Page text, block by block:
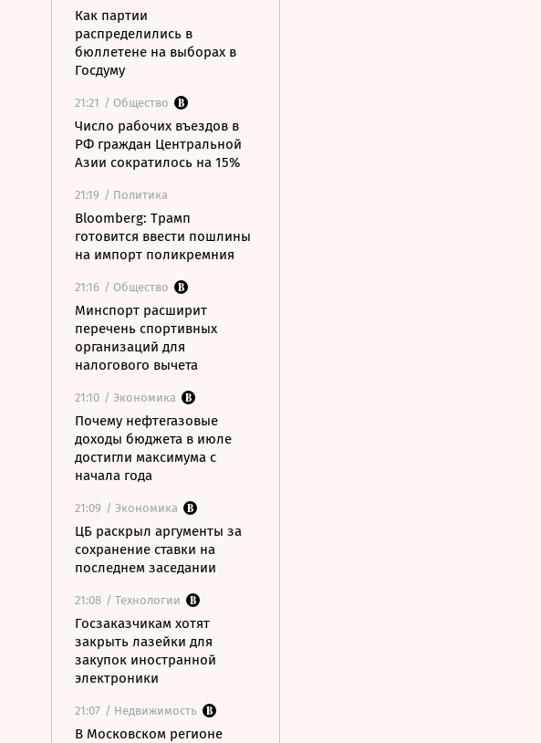
Как партии
распределились в
бюллетене на выборах в
Госдуму
21:21 / Общество
Число рабочих въездов в
РФ граждан Центральной
Азии сократилось на 15%
21:19 / Политика
Bloomberg: Трамп
готовится ввести пошлины
на импорт поликремния
21:16 / Общество
Минспорт расширит
перечень спортивных
организаций для
налогового вычета
21:10 / Экономика
Почему нефтегазовые
доходы бюджета в июле
достигли максимума с
начала года
21:09 / Экономика
ЦБ раскрыл аргументы за
сохранение ставки на
последнем заседании
21:08 / Технологии
Госзаказчикам хотят
закрыть лазейки для
закупок иностранной
электроники
21:07 / Недвижимость
В Московском регионе